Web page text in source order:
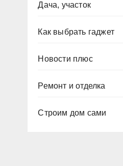
Дача, участок
Как выбрать гаджет
Новости плюс
Ремонт и отделка
Строим дом сами